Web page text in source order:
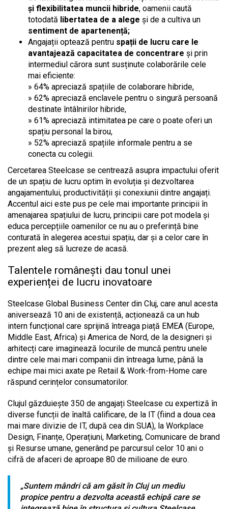
și flexibilitatea muncii hibride, oamenii caută
totodată libertatea de a alege și de a cultiva un
sentiment de apartenență;
Angajații optează pentru spații de lucru care le
avantajează capacitatea de concentrare și prin
intermediul cărora sunt susținute colaborările cele
mai eficiente:
» 64% apreciază spațiile de colaborare hibride,
» 62% apreciază enclavele pentru o singură persoană
destinate întâlnirilor hibride,
» 61% apreciază intimitatea pe care o poate oferi un
spațiu personal la birou,
» 52% apreciază spațiile informale pentru a se
conecta cu colegii.
Cercetarea Steelcase se centrează asupra impactului oferit
de un spațiu de lucru optim în evoluția și dezvoltarea
angajamentului, productivității și conexiunii dintre angajați.
Accentul aici este pus pe cele mai importante principii în
amenajarea spațiului de lucru, principii care pot modela și
educa percepțiile oamenilor ce nu au o preferință bine
conturată în alegerea acestui spațiu, dar și a celor care în
prezent aleg să lucreze de acasă.
Talentele românești dau tonul unei
experienței de lucru inovatoare
Steelcase Global Business Center din Cluj, care anul acesta
aniversează 10 ani de existență, acționează ca un hub
intern funcțional care sprijină întreaga piață EMEA (Europe,
Middle East, Africa) și America de Nord, de la designeri și
arhitecți care imaginează locurile de muncă pentru unele
dintre cele mai mari companii din întreaga lume, până la
echipe mai mici axate pe Retail & Work-from-Home care
răspund cerințelor consumatorilor.
Clujul găzduiește 350 de angajați Steelcase cu expertiză în
diverse funcții de înaltă calificare, de la IT (fiind a doua cea
mai mare divizie de IT, după cea din SUA), la Workplace
Design, Finanțe, Operațiuni, Marketing, Comunicare de brand
și Resurse umane, generând pe parcursul celor 10 ani o
cifră de afaceri de aproape 80 de milioane de euro.
„Suntem mândri că am găsit în Cluj un mediu
propice pentru a dezvolta această echipă care se